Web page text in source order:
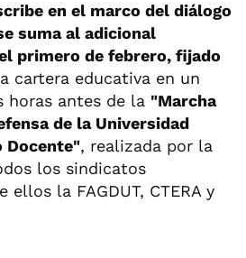
en el marco del diálogo
suma al adicional
primero de febrero, fijado
cartera educativa en un
horas antes de la "Marcha
de la Universidad
Docente", realizada por la
los sindicatos
la FAGDUT, CTERA y